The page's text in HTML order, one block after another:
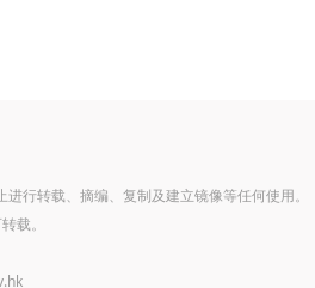
行转载、摘编、复制及建立镜像等任何使用。
载。